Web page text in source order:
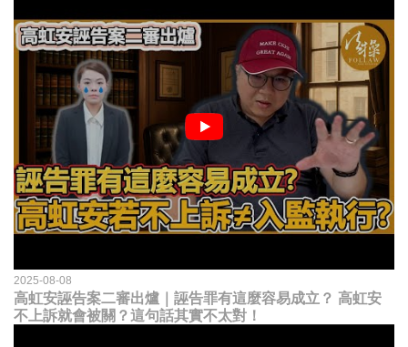
2025-08-08
高虹安誣告案二審出爐｜誣告罪有這麼容易成立？ 高虹安
不上訴就會被關？這句話其實不太對！